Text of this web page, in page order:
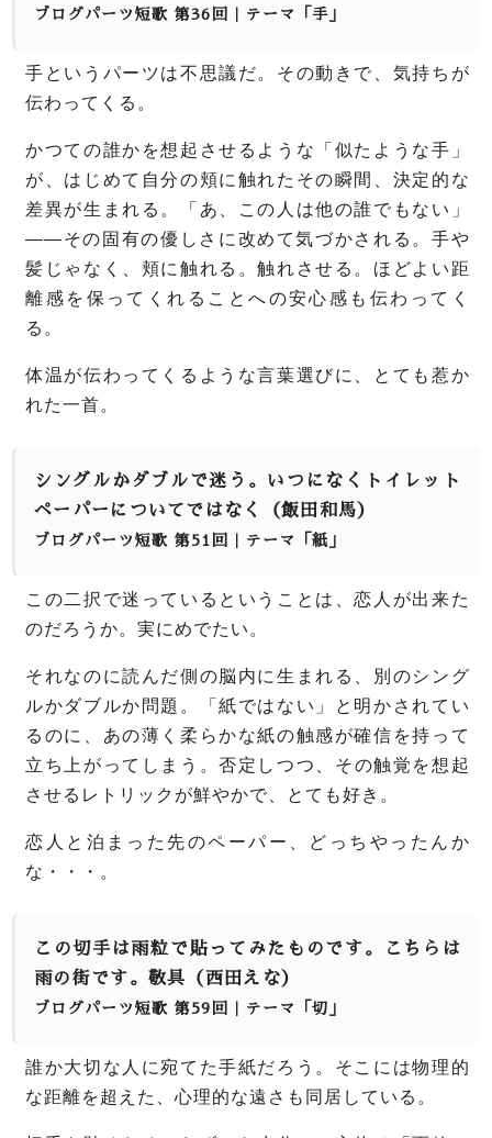
ブログパーツ短歌 第36回｜テーマ「手」
手というパーツは不思議だ。その動きで、気持ちが
伝わってくる。
かつての誰かを想起させるような「似たような手」
が、 はじめて自分の頬に触れたその瞬間、決定的な
差異が生まれる。
「あ、この人は他の誰でもない」
——その固有の優しさに改めて気づかされる。 手や
髪じゃなく、頬に触れる。触れさせる。 ほどよい距
離感を保ってくれることへの安心感も伝わってく
る。
体温が伝わってくるような言葉選びに、とても惹か
れた一首。
シングルかダブルで迷う。いつになくトイレット
ペーパーについてではなく（飯田和馬）
ブログパーツ短歌 第51回｜テーマ「紙」
この二択で迷っているということは、恋人が出来た
のだろうか。実にめでたい。
それなのに読んだ側の脳内に生まれる、別のシング
ルかダブルか問題。
「紙ではない」と明かされてい
るのに、あの薄く柔らかな紙の触感が確信を持って
立ち上がってしまう。否定しつつ、その触覚を想起
させるレトリックが鮮やかで、とても好き。
恋人と泊まった先のペーパー、どっちやったんか
な・・・。
この切手は雨粒で貼ってみたものです。こちらは
雨の街です。敬具（西田えな）
ブログパーツ短歌 第59回｜テーマ「切」
誰か大切な人に宛てた手紙だろう。そこには物理的
な距離を超えた、心理的な遠さも同居している。